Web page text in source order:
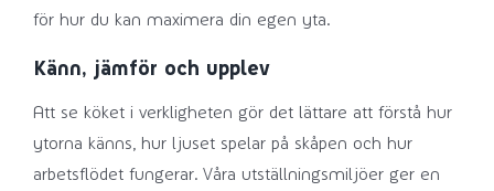
för hur du kan maximera din egen yta.
Känn, jämför och upplev
Att se köket i verkligheten gör det lättare att förstå hur
ytorna känns, hur ljuset spelar på skåpen och hur
arbetsflödet fungerar. Våra utställningsmiljöer ger en